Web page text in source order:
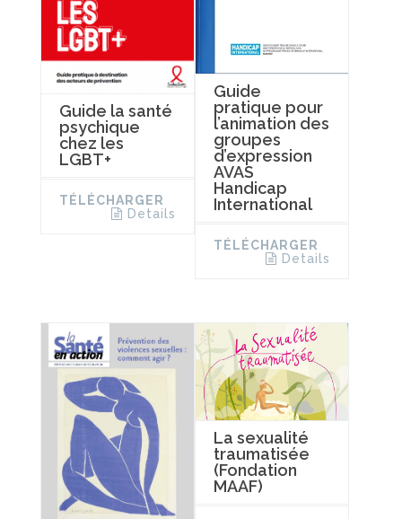
Guide la santé
psychique
chez les
LGBT+
TÉLÉCHARGER
Details
Guide
pratique pour
l’animation des
groupes
d’expression
AVAS
Handicap
International
TÉLÉCHARGER
Details
La sexualité
traumatisée
(Fondation
MAAF)